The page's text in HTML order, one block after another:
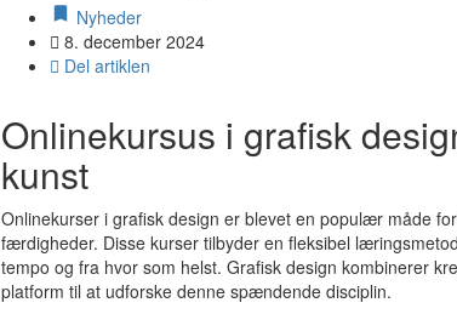
Nyheder
8. december 2024
Del artiklen
Onlinekursus i grafisk
kunst
Onlinekurser i grafisk design er blevet en populær måde
færdigheder. Disse kurser tilbyder en fleksibel
tempo og fra hvor som helst. Grafisk design kombinerer
platform til at udforske denne spændende disciplin.